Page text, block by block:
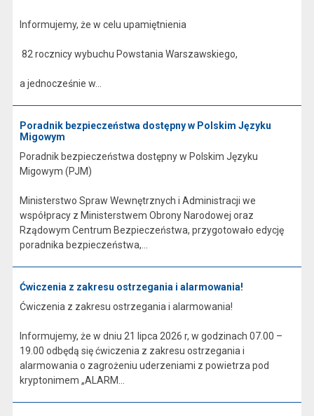
Informujemy, że w celu upamiętnienia
82 rocznicy wybuchu Powstania Warszawskiego,
a jednocześnie w...
Poradnik bezpieczeństwa dostępny w Polskim Języku
Migowym
Poradnik bezpieczeństwa dostępny w Polskim Języku
Migowym (PJM)
Ministerstwo Spraw Wewnętrznych i Administracji we
współpracy z Ministerstwem Obrony Narodowej oraz
Rządowym Centrum Bezpieczeństwa, przygotowało edycję
poradnika bezpieczeństwa,...
Ćwiczenia z zakresu ostrzegania i alarmowania!
Ćwiczenia z zakresu ostrzegania i alarmowania!
Informujemy, że w dniu 21 lipca 2026 r, w godzinach 07.00 –
19.00 odbędą się ćwiczenia z zakresu ostrzegania i
alarmowania o zagrożeniu uderzeniami z powietrza pod
kryptonimem „ALARM...